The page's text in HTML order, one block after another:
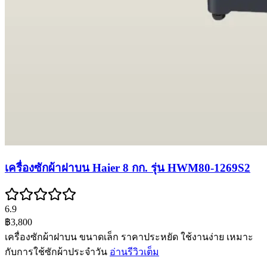
เครื่องซักผ้าฝาบน Haier 8 กก. รุ่น HWM80-1269S2
6.9
฿3,800
เครื่องซักผ้าฝาบน ขนาดเล็ก ราคาประหยัด ใช้งานง่าย เหมาะ
กับการใช้ซักผ้าประจำวัน อ่านรีวิวเต็ม